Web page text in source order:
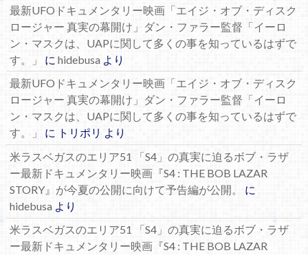
最新UFOドキュメンタリー映画「エイジ・オブ・ディスク
ロージャー 真実の幕開け」ダン・ファラー監督「イーロ
ン・マスクは、UAPに関して多くの事を知っているはずで
す。」
に hidebusaより
最新UFOドキュメンタリー映画「エイジ・オブ・ディスク
ロージャー 真実の幕開け」ダン・ファラー監督「イーロ
ン・マスクは、UAPに関して多くの事を知っているはずで
す。」
に トリポリ より
米ラスベガスのエリア51 「S4」の真実に迫るボブ・ラザ
ー最新ドキュメンタリー映画『S4 : THE BOB LAZAR
STORY』が今夏の公開に向けて予告編が公開。
に
hidebusaより
米ラスベガスのエリア51 「S4」の真実に迫るボブ・ラザ
ー最新ドキュメンタリー映画『S4 : THE BOB LAZAR